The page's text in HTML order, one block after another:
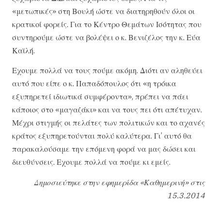
«μετωπικές» στη Βουλή ώστε να διατηρηθούν όλοι οι
κρατικοί φορείς. Για το Κέντρο Θεμάτων Ισότητας που
συντηρούμε ώστε να βολέψει ο κ. Βενιζέλος την κ. Εύα
Καϊλή.
Εχουμε πολλά να τους πούμε ακόμη. Διότι αν αληθεύει
αυτό που είπε ο κ. Παπαδόπουλος ότι «η τρόικα
εξυπηρετεί ιδιωτικά συμφέροντα», πρέπει να πάει
κάποιος στο «μαγαζάκι» και να τους πει ότι απέτυχαν.
Μέχρι στιγμής οι πελάτες των πολιτικών και το αχανές
κράτος εξυπηρετούνται πολύ καλύτερα. Γι’ αυτό θα
παρακαλούσαμε την επόμενη φορά να μας δώσει και
διευθύνσεις. Εχουμε πολλά να πούμε κι εμείς.
Δημοσιεύτηκε στην εφημερίδα «Καθημερινή» στις
15.3.2014